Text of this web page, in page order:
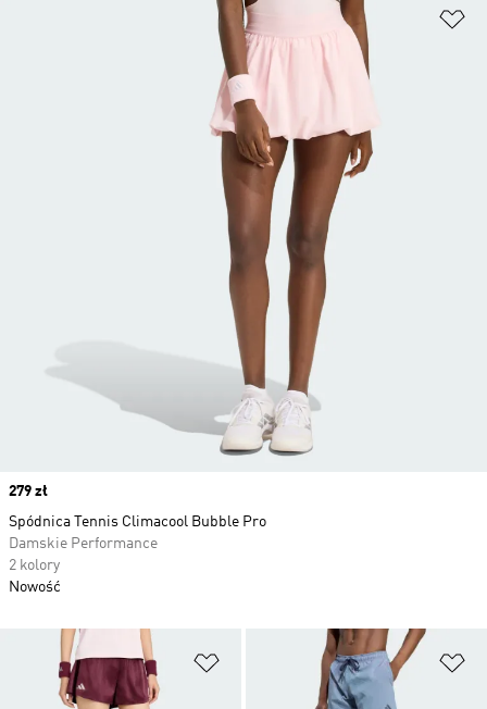
Dodaj do listy życzeń
Price
279 zł
Spódnica Tennis Climacool Bubble Pro
Damskie Performance
2 kolory
Nowość